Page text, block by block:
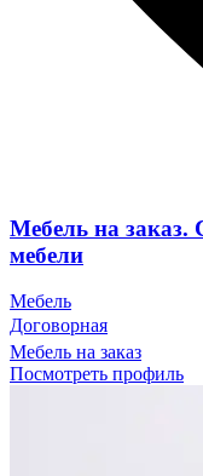
Мебель на заказ.
мебели
Мебель
Договорная
Мебель на заказ
Посмотреть профиль